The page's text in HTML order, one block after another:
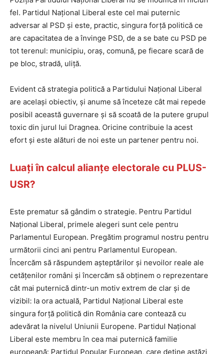
fel. Partidul Național Liberal este cel mai puternic
adversar al PSD și este, practic, singura forță politică ce
are capacitatea de a învinge PSD, de a se bate cu PSD pe
tot terenul: municipiu, oraș, comună, pe fiecare scară de
pe bloc, stradă, uliță.
Evident că strategia politică a Partidului Național Liberal
are același obiectiv, și anume să înceteze cât mai repede
posibil această guvernare și să scoată de la putere grupul
toxic din jurul lui Dragnea. Oricine contribuie la acest
efort și este alături de noi este un partener pentru noi.
Luați în calcul alianțe electorale cu PLUS-
USR?
Este prematur să gândim o strategie. Pentru Partidul
Național Liberal, primele alegeri sunt cele pentru
Parlamentul European. Pregătim programul nostru pentru
următorii cinci ani pentru Parlamentul European.
Încercăm să răspundem așteptărilor și nevoilor reale ale
cetățenilor români și încercăm să obținem o reprezentare
cât mai puternică dintr-un motiv extrem de clar și de
vizibil: la ora actuală, Partidul Național Liberal este
singura forță politică din România care contează cu
adevărat la nivelul Uniunii Europene. Partidul Național
Liberal este membru în cea mai puternică familie
europeană: Partidul Popular European, care deține astăzi